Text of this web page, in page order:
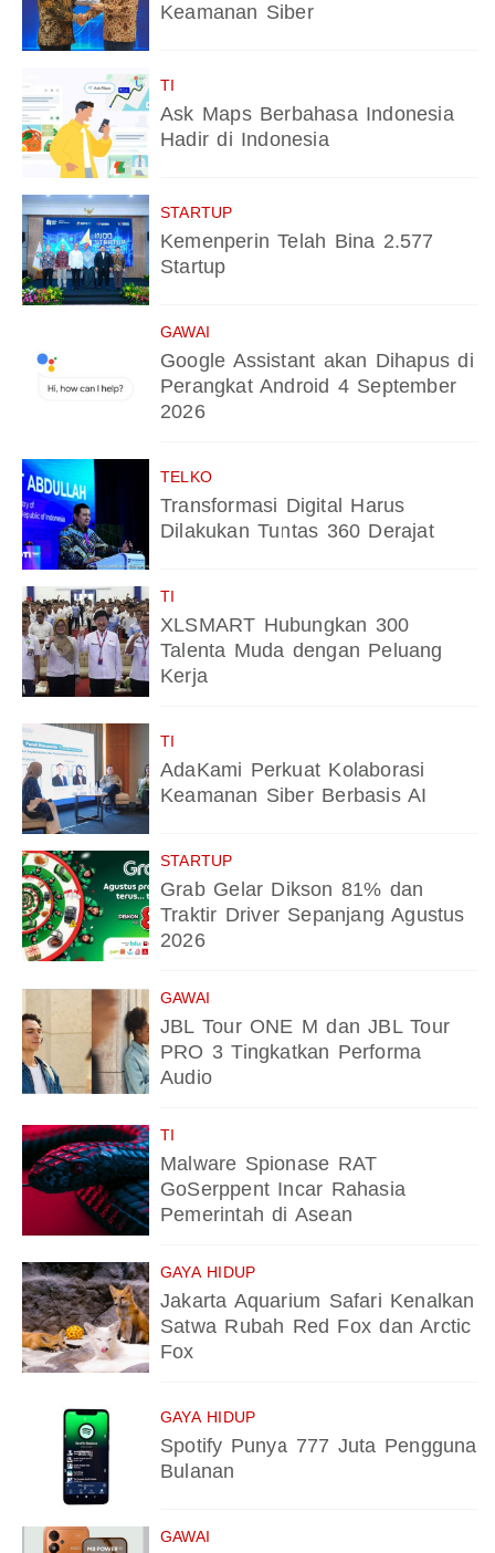
Keamanan Siber
TI
Ask Maps Berbahasa Indonesia
Hadir di Indonesia
STARTUP
Kemenperin Telah Bina 2.577
Startup
GAWAI
Google Assistant akan Dihapus di
Perangkat Android 4 September
2026
TELKO
Transformasi Digital Harus
Dilakukan Tuntas 360 Derajat
TI
XLSMART Hubungkan 300
Talenta Muda dengan Peluang
Kerja
TI
AdaKami Perkuat Kolaborasi
Keamanan Siber Berbasis AI
STARTUP
Grab Gelar Dikson 81% dan
Traktir Driver Sepanjang Agustus
2026
GAWAI
JBL Tour ONE M dan JBL Tour
PRO 3 Tingkatkan Performa
Audio
TI
Malware Spionase RAT
GoSerppent Incar Rahasia
Pemerintah di Asean
GAYA HIDUP
Jakarta Aquarium Safari Kenalkan
Satwa Rubah Red Fox dan Arctic
Fox
GAYA HIDUP
Spotify Punya 777 Juta Pengguna
Bulanan
GAWAI